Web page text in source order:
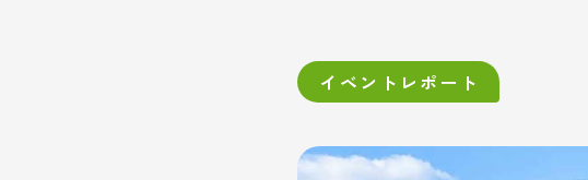
イベントレポート